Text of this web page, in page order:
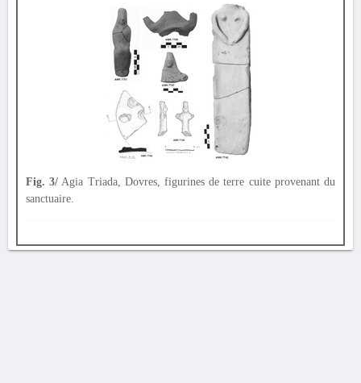
Fig. 3/ Agia Triada, Dovres, figurines de terre cuite provenant du
sanctuaire.